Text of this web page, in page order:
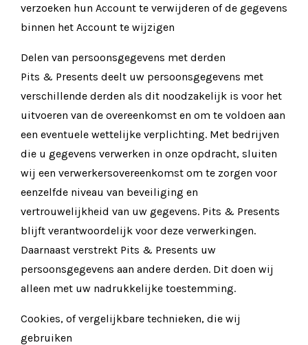
verzoeken hun Account te verwijderen of de gegevens
binnen het Account te wijzigen
Delen van persoonsgegevens met derden
Pits & Presents deelt uw persoonsgegevens met
verschillende derden als dit noodzakelijk is voor het
uitvoeren van de overeenkomst en om te voldoen aan
een eventuele wettelijke verplichting. Met bedrijven
die u gegevens verwerken in onze opdracht, sluiten
wij een verwerkersovereenkomst om te zorgen voor
eenzelfde niveau van beveiliging en
vertrouwelijkheid van uw gegevens. Pits & Presents
blijft verantwoordelijk voor deze verwerkingen.
Daarnaast verstrekt Pits & Presents uw
persoonsgegevens aan andere derden. Dit doen wij
alleen met uw nadrukkelijke toestemming.
Cookies, of vergelijkbare technieken, die wij
gebruiken